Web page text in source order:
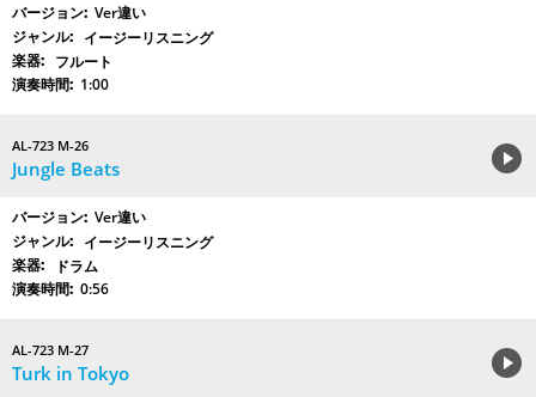
Ver違い
イージーリスニング
フルート
1:00
AL-723 M-26
Jungle Beats
Ver違い
イージーリスニング
ドラム
0:56
AL-723 M-27
Turk in Tokyo